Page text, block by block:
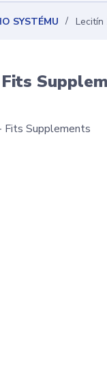
SYSTÉMU Lecitín